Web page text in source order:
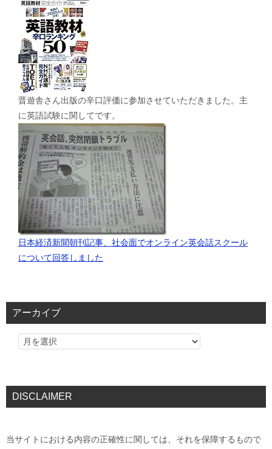
晋遊舎さん出版の辛口評価に参加させていただきました。主
に英語試験に関してです。
日本経済新聞朝刊記事、社会面でオンライン英会話スクール
について回答しました
アーカイブ
DISCLAIMER
当サイトにおける内容の正確性に関しては、それを保障するもので